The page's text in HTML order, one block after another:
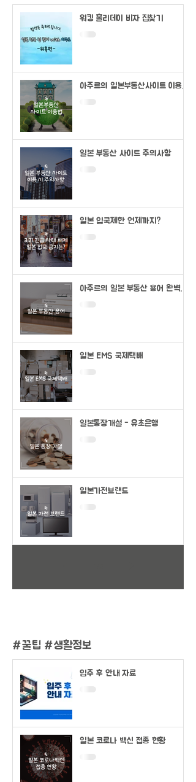
워킹 홀리데이 비자 집찾기
아주르의 일본부동산사이트 이용법
일본 부동산 사이트 주의사항
일본 입국제한 언제까지?
아주르의 일본 부동산 용어 완벽정
일본 EMS 국제택배
일본통장개설 - 유초은행
일본가전브랜드
#꿀팁 #생활정보
입주 후 안내 자료
일본 코로나 백신 접종 현황